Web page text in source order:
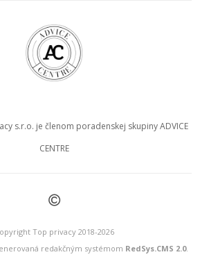
s.r.o. je členom poradenskej skupiny ADVICE
CENTRE
©
Top privacy 2018-2026
redakčným systémom RedSys.CMS 2.0.